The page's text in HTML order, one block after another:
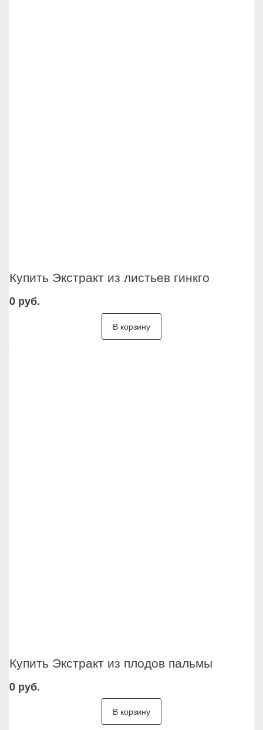
Купить Экстракт из листьев гинкго
0 руб.
В корзину
Купить Экстракт из плодов пальмы
0 руб.
В корзину